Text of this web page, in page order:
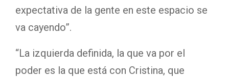
expectativa de la gente en este espacio se
va cayendo”.
“La izquierda definida, la que va por el
poder es la que está con Cristina, que